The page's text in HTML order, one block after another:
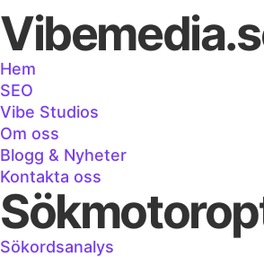
Hem
SEO
Vibe Studios
Om oss
Blogg & Nyheter
Kontakta oss
Sökordsanalys